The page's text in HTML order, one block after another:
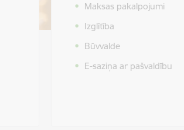
Maksas pakalpojumi
Izglītība
Būvvalde
E-saziņa ar pašvaldību